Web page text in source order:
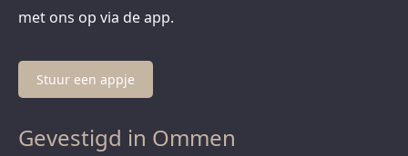
met ons op via de app.
Stuur een appje
Gevestigd in Ommen